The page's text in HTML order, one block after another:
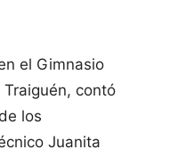
el Gimnasio
contó
los
Juanita